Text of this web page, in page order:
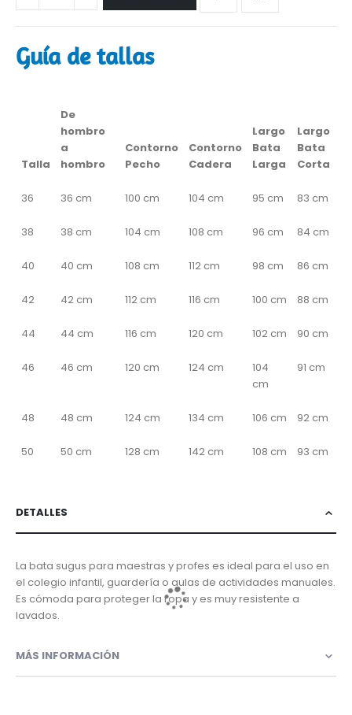
Guía de tallas
Talla
De
hombro
a
hombro
Contorno
Pecho
Contorno
Cadera
Largo
Bata
Larga
Largo
Bata
Corta
36 36 cm 100 cm 104 cm 95 cm 83 cm
38 38 cm 104 cm 108 cm 96 cm 84 cm
40 40 cm 108 cm 112 cm 98 cm 86 cm
42 42 cm 112 cm 116 cm 100 cm 88 cm
44 44 cm 116 cm 120 cm 102 cm 90 cm
46 46 cm 120 cm 124 cm
104
cm
91 cm
48 48 cm 124 cm 134 cm 106 cm 92 cm
50 50 cm 128 cm 142 cm 108 cm 93 cm
DETALLES
La bata sugus para maestras y profes es ideal para el uso en
el colegio infantil, guardería o aulas de actividades manuales.
Es cómoda para proteger la ropa y es muy resistente a
lavados.
MÁS INFORMACIÓN